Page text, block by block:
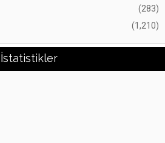
(283)
(1,210)
İstatistikler